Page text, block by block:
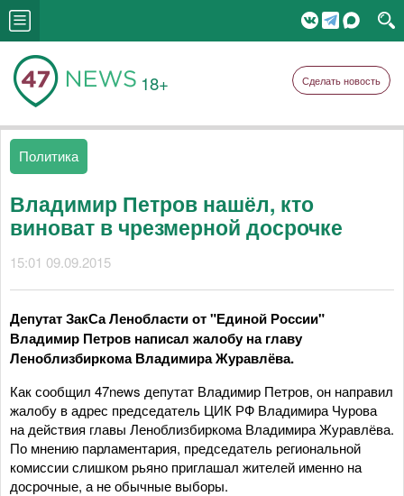
18+ Сделать новость
Политика
Владимир Петров нашёл, кто
виноват в чрезмерной досрочке
15:01 09.09.2015
Депутат ЗакСа Ленобласти от "Единой России"
Владимир Петров написал жалобу на главу
Леноблизбиркома Владимира Журавлёва.
Как сообщил 47news депутат Владимир Петров, он направил
жалобу в адрес председатель ЦИК РФ Владимира Чурова
на действия главы Леноблизбиркома Владимира Журавлёва.
По мнению парламентария, председатель региональной
комиссии слишком рьяно приглашал жителей именно на
досрочные, а не обычные выборы.